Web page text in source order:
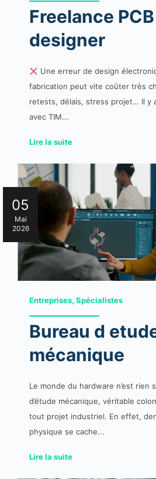
Freelance PCB
designer
Une erreur de design
fabrication peut vite coûter très
retests, délais, stress projet… Il y
avec TIM...
Lire la suite
05
Mai
2026
Entreprises, Spécialistes
Bureau d
mécanique
Le monde du hardware n’est rien
d’étude mécanique, véritable
tout projet industriel. En effet,
physique se cache...
Lire la suite